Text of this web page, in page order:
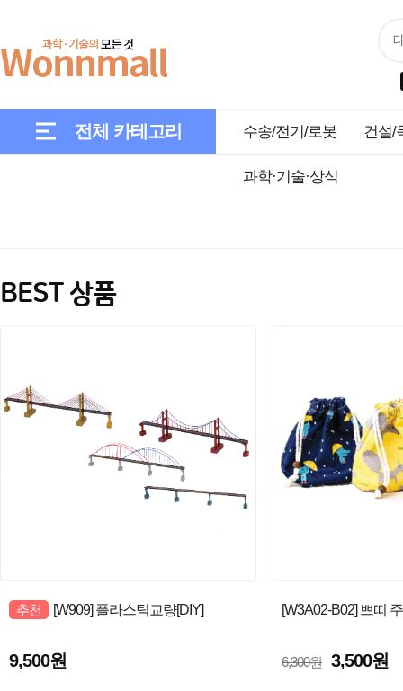
전체 카테고리 수송/전기/로봇 건설/
과학·기술·상식
BEST 상품
추천 [W909] 플라스틱교량[DIY]
9,500원
[W3A02-B02] 쁘띠
6,300원 3,500원